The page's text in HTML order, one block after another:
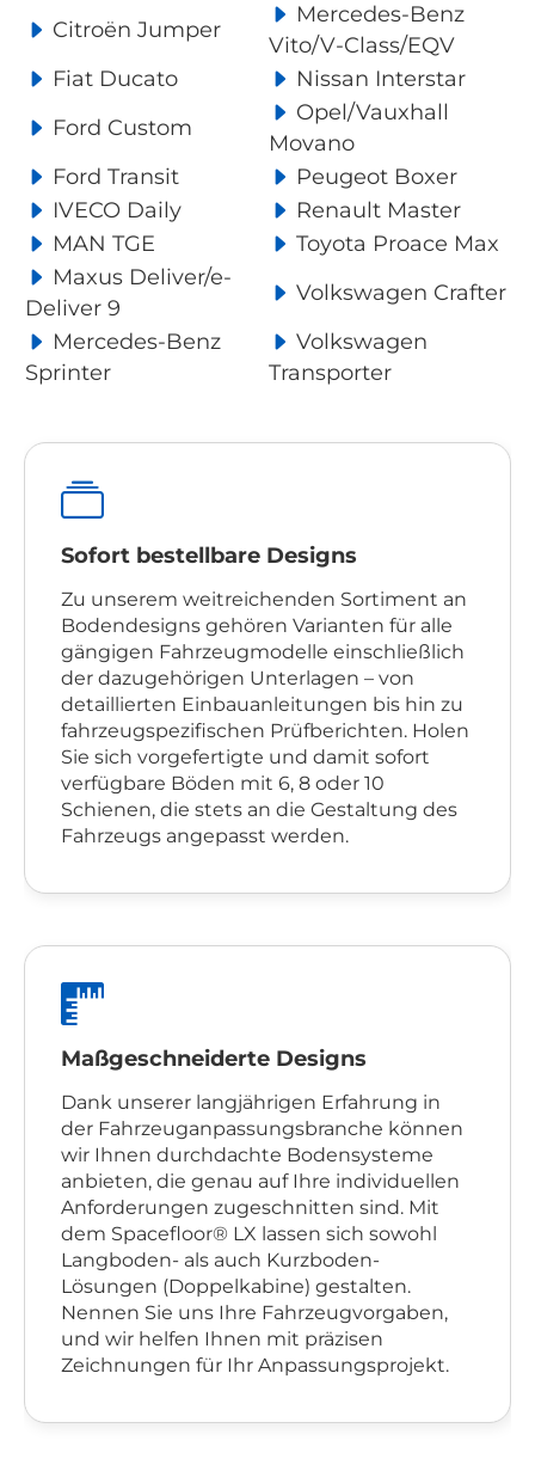
Citroën Jumper
Mercedes-Benz
Vito/V-Class/EQV
Fiat Ducato
Nissan Interstar
Ford Custom
Opel/Vauxhall
Movano
Ford Transit
Peugeot Boxer
IVECO Daily
Renault Master
MAN TGE
Toyota Proace Max
Maxus Deliver/e-
Deliver 9
Volkswagen Crafter
Mercedes-Benz
Sprinter
Volkswagen
Transporter
Sofort bestellbare Designs
Zu unserem weitreichenden Sortiment an
Bodendesigns gehören Varianten für alle
gängigen Fahrzeugmodelle einschließlich
der dazugehörigen Unterlagen – von
detaillierten Einbauanleitungen bis hin zu
fahrzeugspezifischen Prüfberichten. Holen
Sie sich vorgefertigte und damit sofort
verfügbare Böden mit 6, 8 oder 10
Schienen, die stets an die Gestaltung des
Fahrzeugs angepasst werden.
Maßgeschneiderte Designs
Dank unserer langjährigen Erfahrung in
der Fahrzeuganpassungsbranche können
wir Ihnen durchdachte Bodensysteme
anbieten, die genau auf Ihre individuellen
Anforderungen zugeschnitten sind. Mit
dem Spacefloor® LX lassen sich sowohl
Langboden- als auch Kurzboden-
Lösungen (Doppelkabine) gestalten.
Nennen Sie uns Ihre Fahrzeugvorgaben,
und wir helfen Ihnen mit präzisen
Zeichnungen für Ihr Anpassungsprojekt.